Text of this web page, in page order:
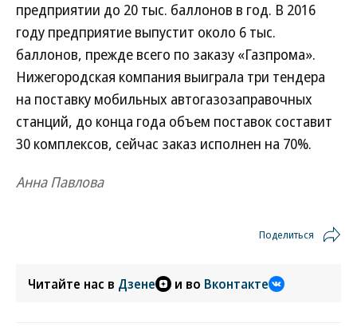
предприятии до 20 тыс. баллонов в год. В 2016
году предприятие выпустит около 6 тыс.
баллонов, прежде всего по заказу «Газпрома».
Нижегородская компания выиграла три тендера
на поставку мобильных автогазозаправочных
станций, до конца года объем поставок составит
30 комплексов, сейчас заказ исполнен на 70%.
Анна Павлова
Поделиться
Читайте нас в Дзене и во Вконтакте